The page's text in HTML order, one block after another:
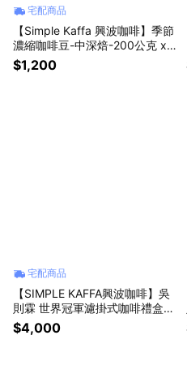
宅配商品
【Simple Kaffa 興波咖啡】季節
濃縮咖啡豆-中深焙-200公克 x2
盒
$1,200
宅配商品
【SIMPLE KAFFA興波咖啡】吳
則霖 世界冠軍濾掛式咖啡禮盒18
包組 x2盒 (高單價掛耳包.衣索比
亞日曬.衣索比亞水洗)
$4,000